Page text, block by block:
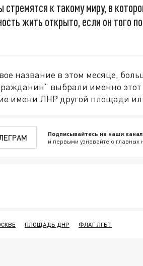
к такому миру, в
жить открыто, если он того
название в этом месяце,
выбрали именно
имени ЛНР другой площади
Подписывайтесь на наши
и первыми узнавайте о главных
ПЛОЩАДЬ ДНР ФЛАГ ЛГБТ